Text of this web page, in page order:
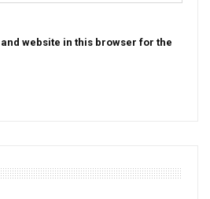
website in this browser for the